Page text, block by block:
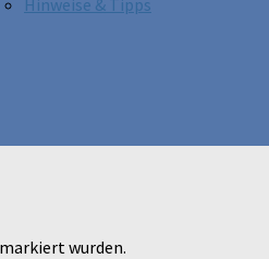
Hinweise & Tipps
wurden.